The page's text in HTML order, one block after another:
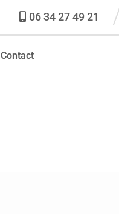
06 34 27 49 21
Contact